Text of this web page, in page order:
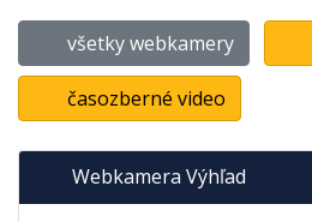
všetky webkamery
časozberné video
Webkamera Výhľad